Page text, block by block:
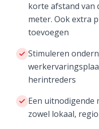
korte afstand van
meter. Ook extra
toevoegen
Stimuleren
herintreders
Een uitnodigende
zowel lokaal,